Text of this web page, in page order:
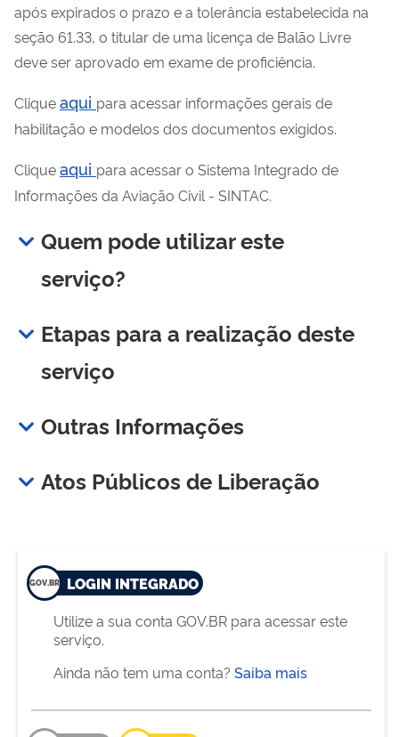
após expirados o prazo e a tolerância estabelecida na
seção 61.33, o titular de uma licença de Balão Livre
deve ser aprovado em exame de proficiência.
Cliqueaqui para acessar informações gerais de
habilitação e modelos dos documentos exigidos.
Cliqueaqui para acessar o Sistema Integrado de
Informações da Aviação Civil - SINTAC.
Quem pode utilizar este
serviço?
Etapas para a realização deste
serviço
Outras Informações
Atos Públicos de Liberação
LOGIN INTEGRADO
Utilize a sua conta GOV.BR para acessar este
serviço.
Ainda não tem uma conta? Saiba mais